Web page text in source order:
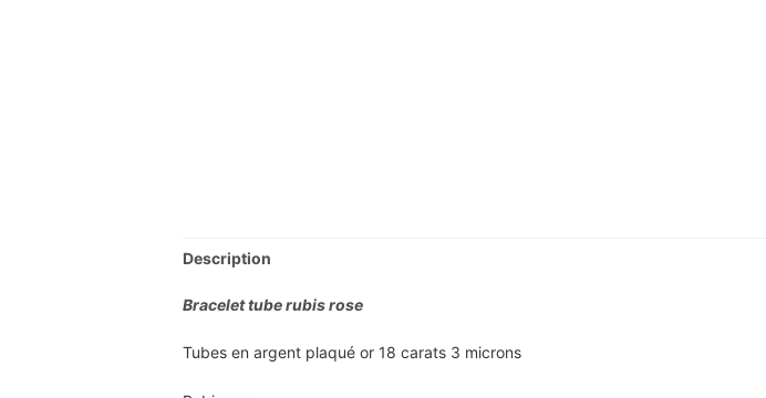
Description
Bracelet tube rubis rose
Tubes en argent plaqué or 18 carats 3 microns